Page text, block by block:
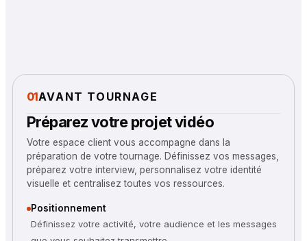
01AVANT TOURNAGE
Préparez votre projet vidéo
Votre espace client vous accompagne dans la
préparation de votre tournage. Définissez vos messages,
préparez votre interview, personnalisez votre identité
visuelle et centralisez toutes vos ressources.
Positionnement
Définissez votre activité, votre audience et les messages